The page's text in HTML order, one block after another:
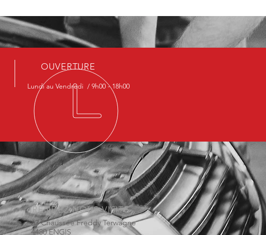
OUVERTURE
Lundi au Vendredi / 9h00 - 18h00
RENDEZ-NOUS VISITE
63 Chaussée Freddy Terwagne
4480 ENGIS